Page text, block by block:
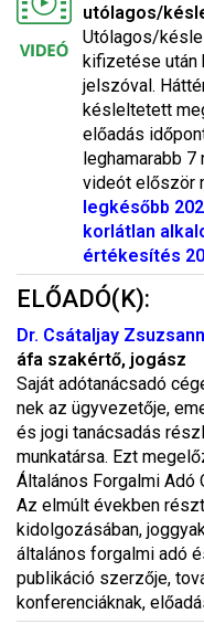
utólagos/
Utólagos/
kifizetése után
jelszóval.
késleltetett
előadás
leghamarabb 7
videót először
legkésőbb
korlátlan
értékesítés
ELŐADÓ(K):
Dr. Csátaljay
áfa szakértő, jogász
Saját adótanácsadó
nek az ügyvezetője,
és jogi tanácsadás
munkatársa. Ezt
Általános Forgalmi Adó
Az elmúlt években
kidolgozásában,
általános forgalmi adó
publikáció szerzője,
konferenciáknak,